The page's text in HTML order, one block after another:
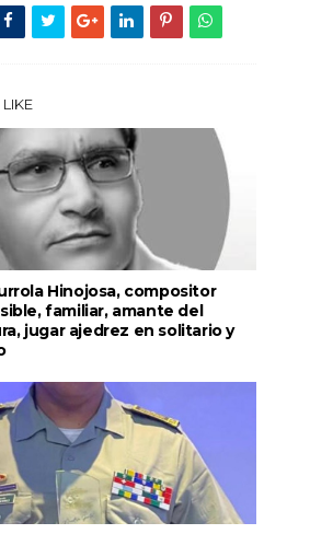
Hinojosa, compositor
familiar, amante del
jugar ajedrez en solitario y